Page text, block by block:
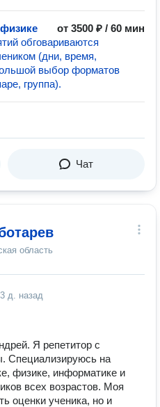
от 3500 ₽ / 60 мин
обговариваются
(дни, время,
выбор форматов
группа).
Чат
область
3 д. назад
Я репетитор с
Специализируюсь на
физике, информатике и
всех возрастов. Моя
оценки ученика, но и